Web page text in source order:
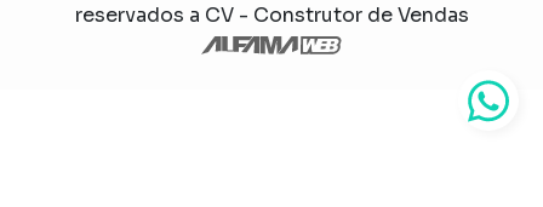
reservados a CV - Construtor de Vendas